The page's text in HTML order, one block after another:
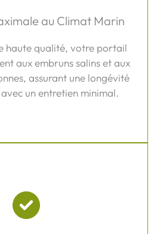
au Climat Marin
haute qualité, votre portail
aux embruns salins et aux
assurant une longévité
un entretien minimal.